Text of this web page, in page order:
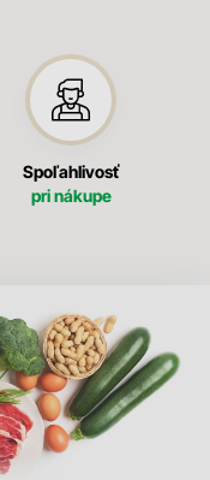
Spoľahlivosť
pri nákupe